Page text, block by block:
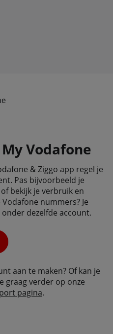
Vodafone
& Ziggo app regel je
Pas bijvoorbeeld je
bekijk je verbruik en
nummers? Je
dezelfde account.
aan te maken? Of kan je
graag verder op onze
pagina.